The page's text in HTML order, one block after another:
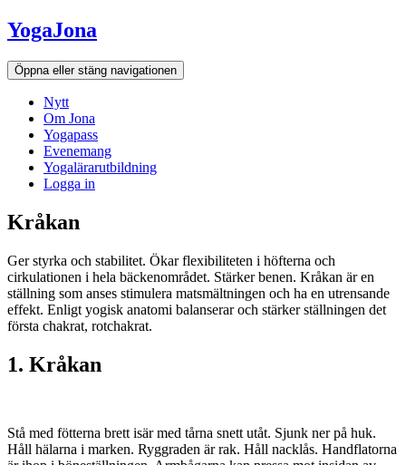
Hoppa
till
innehållet
YogaJona
Öppna eller stäng navigationen
Nytt
Om Jona
Yogapass
Evenemang
Yogalärarutbildning
Logga in
Kråkan
Ger styrka och stabilitet. Ökar flexibiliteten i höfterna och
cirkulationen i hela bäckenområdet. Stärker benen. Kråkan är en
ställning som anses stimulera matsmältningen och ha en utrensande
effekt. Enligt yogisk anatomi balanserar och stärker ställningen det
första chakrat, rotchakrat.
1. Kråkan
Stå med fötterna brett isär med tårna snett utåt. Sjunk ner på huk.
Håll hälarna i marken. Ryggraden är rak. Håll nacklås. Handflatorna